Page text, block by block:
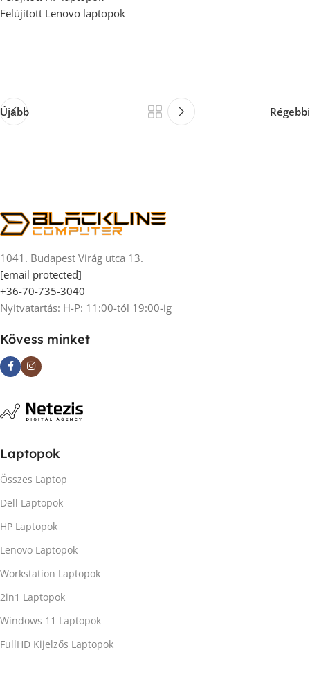
Felújított Lenovo laptopok
Újabb Régebbi
1041. Budapest Virág utca 13.
[email protected]
+36-70-735-3040
Nyitvatartás: H-P: 11:00-tól 19:00-ig
Kövess minket
Laptopok
Összes Laptop
Dell Laptopok
HP Laptopok
Lenovo Laptopok
Workstation Laptopok
2in1 Laptopok
Windows 11 Laptopok
FullHD Kijelzős Laptopok